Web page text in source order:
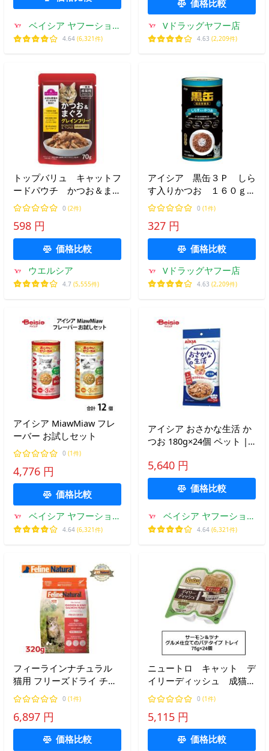
ベイシア ヤフーショッ
プ
4.64 (6,321件)
価格比較
Vドラッグヤフー店
4.63 (2,209件)
トップバリュ キャットフ
ードパウチ かつお＆まぐ
ろ グレインフリー
70g×8個セット
0 (2件)
598 円
価格比較
ウエルシア
4.7 (5,555件)
アイシア 黒缶３Ｐ しら
す入りかつお １６０ｇ×
３Ｐ/猫缶 ウェット
0 (1件)
327 円
価格比較
Vドラッグヤフー店
4.63 (2,209件)
アイシア MiawMiaw フレ
ーバー お試しセット
0 (1件)
4,776 円
価格比較
ベイシア ヤフーショッ
プ
4.64 (6,321件)
アイシア おさかな生活 か
つお 180g×24個 ペット |
ットフード ウェットフー
ド 猫用 180g 24個 まとめ
買い 猫餌 猫ごはん
5,640 円
価格比較
ベイシア ヤフーショッ
プ
4.64 (6,321件)
フィーラインナチュラル
猫用 フリーズドライ チキ
ン＆キングサーモンフィー
スト320g（100％ナチュラ
ル 生食 キャットフード 猫
用総合栄養食
FelineNatural）
0 (1件)
6,897 円
価格比較
ニュートロ キャット デ
イリーディッシュ 成猫
用 サーモン＆ツナ グル
メ仕立てのパテタイプ ト
レイ 75g×24個
（NCW03）
0 (1件)
5,115 円
価格比較